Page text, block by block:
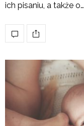
ich pisaniu, a także o…